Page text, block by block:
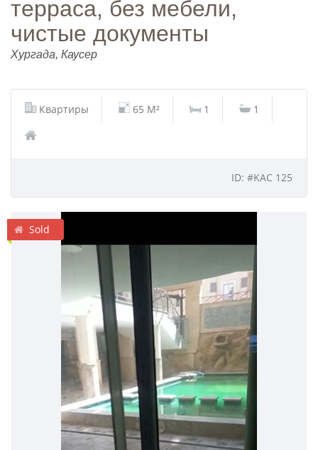
терраса, без мебели,
чистые документы
Хургада, Каусер
Квартиры 65 M² 1 1
ID: #KAC 125
Sold